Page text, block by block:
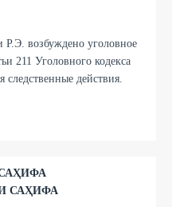
возбуждено уголовное
211 Уголовного кодекса
следственные действия.
САҲИФА